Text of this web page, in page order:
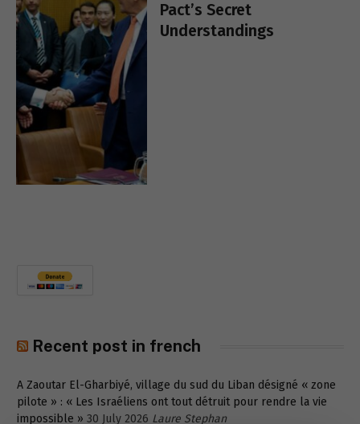
Pact’s Secret
Understandings
Recent post in french
A Zaoutar El-Gharbiyé, village du sud du Liban désigné « zone
pilote » : « Les Israéliens ont tout détruit pour rendre la vie
impossible » 30 July 2026 Laure Stephan